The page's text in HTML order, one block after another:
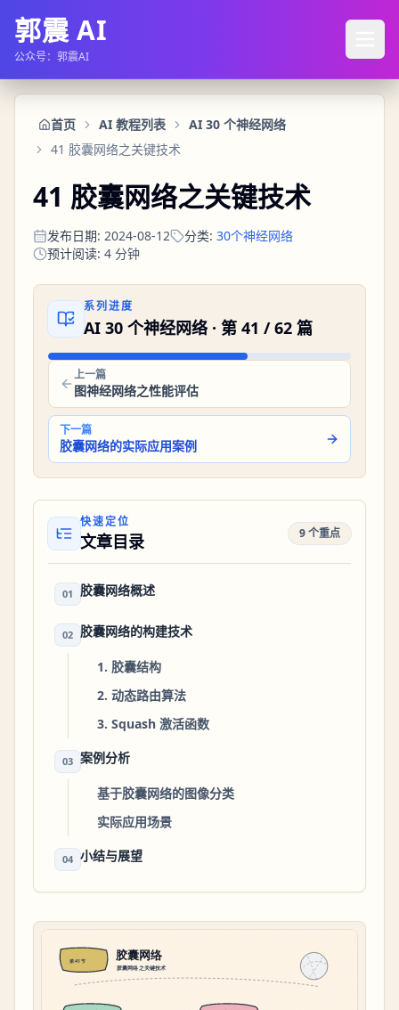
郭震 AI
公众号：郭震AI
首页 AI 教程列表
AI 30 个神经网络
41 胶囊网络之关键技术
41 胶囊网络之关键技术
发布日期: 2024-08-12 分类: 30个神经网络
预计阅读: 4 分钟
系列进度
AI 30 个神经网络 · 第 41 /62 篇
上一篇
图神经网络之性能评估
下一篇
胶囊网络的实际应用案例
快速定位
文章目录 9 个重点
01 胶囊网络概述
02 胶囊网络的构建技术
1. 胶囊结构
2. 动态路由算法
3. Squash 激活函数
03 案例分析
基于胶囊网络的图像分类
实际应用场景
04 小结与展望